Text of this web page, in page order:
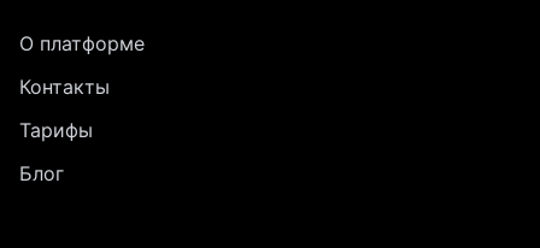
О платформе
Контакты
Тарифы
Блог